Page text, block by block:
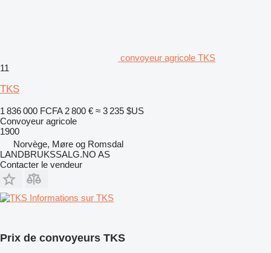
convoyeur agricole TKS
11
TKS
1 836 000 FCFA 2 800 € ≈ 3 235 $US
Convoyeur agricole
1900
Norvège, Møre og Romsdal
LANDBRUKSSALG.NO AS
Contacter le vendeur
Informations sur TKS
Prix de convoyeurs TKS